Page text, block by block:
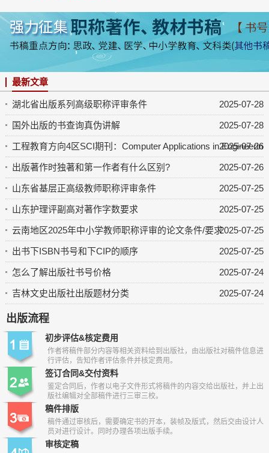
最新文章
2025-07-28
湖北省出版系列高级职称评审条件
2025-07-28
国外出版的书查询真伪讲解
2025-07-26
工程教育方向4区SCI期刊：Computer Applications in
2025-07-26
出版著作时独著和第一作者有什么区别?
2025-07-25
山东省基层正高级教师职称评审条件
2025-07-25
山东护理评副高对著作字数要求
2025-07-25
云南地区2025年中小学教师职称评审的论文条件/要求
2025-07-25
出书下ISBN书号和下CIP的顺序
2025-07-24
怎么了解出版社书号价格
2025-07-24
吉林文史出版社出版题材分类
出版流程
初步评估&核定费用
作者将稿件部分内容等相关资料给到出版社，由出版社对稿件信息进
行评估，告知作者评估条件并核定费用。
签订合同&交付资料
鉴定合同后，作者以电子文件形式将稿件的内容交给出版社，并上出
版社编辑对全部稿件进行三审三校。
稿件排版
稿件通过审核后，需要确定书的开本，装帧及版式，然后交由设计人
员对进行设计。同时办理各项出版手续。
审核定稿